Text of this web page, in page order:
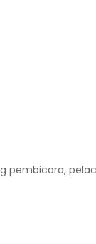
pembicara,